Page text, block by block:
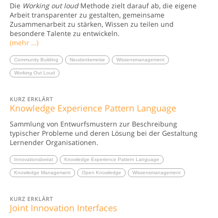
Die Working out loudMethode zielt darauf ab, die eigene
Arbeit transparenter zu gestalten, gemeinsame
Zusammenarbeit zu stärken, Wissen zu teilen und
besondere Talente zu entwickeln.
(mehr …)
Community Building Neudenkerreise Wissensmanagement
Working Out Loud
KURZ ERKLÄRT
Knowledge Experience Pattern Language
Sammlung von Entwurfsmustern zur Beschreibung
typischer Probleme und deren Lösung bei der Gestaltung
Lernender Organisationen.
Innovationsbeirat Knowledge Experience Pattern Language
Knowledge Management Open Knowledge Wissensmanagement
KURZ ERKLÄRT
Joint Innovation Interfaces